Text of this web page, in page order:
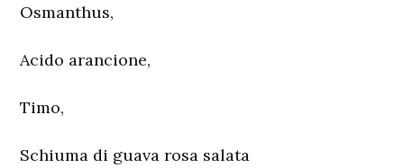
Osmanthus,
Acido arancione,
Timo,
Schiuma di guava rosa salata